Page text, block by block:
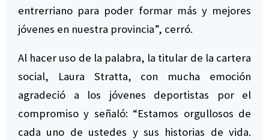
entrerriano para poder formar más y mejores
jóvenes en nuestra provincia”, cerró.
Al hacer uso de la palabra, la titular de la cartera
social, Laura Stratta, con mucha emoción
agradeció a los jóvenes deportistas por el
compromiso y señaló: “Estamos orgullosos de
cada uno de ustedes y sus historias de vida.